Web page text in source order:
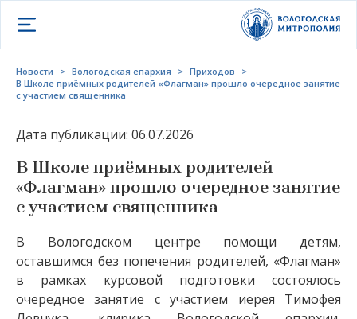
Открыть меню
Новости > Вологодская епархия > Приходов
>
В Школе приёмных родителей «Флагман» прошло очередное занятие
с участием священника
Дата публикации: 06.07.2026
В Школе приёмных родителей
«Флагман» прошло очередное занятие
с участием священника
В Вологодском центре помощи детям,
оставшимся без попечения родителей, «Флагман»
в рамках курсовой подготовки состоялось
очередное занятие с участием иерея Тимофея